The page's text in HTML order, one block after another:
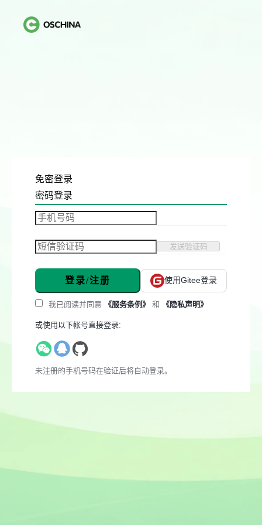
免密登录
密码登录
发送验证码
登录/注册 使用Gitee登录
我已阅读并同意 《服务条例》 和 《隐私声明》
或使用以下帐号直接登录:
未注册的手机号码在验证后将自动登录。